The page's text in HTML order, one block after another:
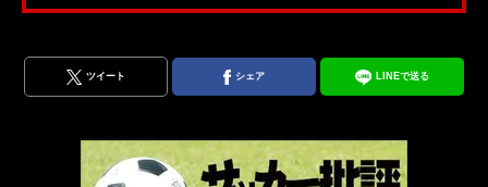
ツイート シェア LINEで送る